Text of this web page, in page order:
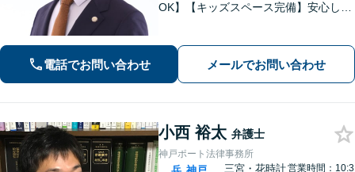
OK】【キッズスペース完備】安心して
も・熟年・不貞・モラハラ）◇相続
（限定承認等も）◇行政（いじめ・学
電話でお問い合わせ メールでお問い合わせ
小西 裕太 弁護士
神戸ポート法律事務所
三宮・花時計営業時間：10:3